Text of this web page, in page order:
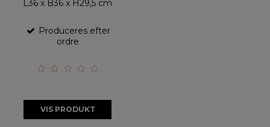
L36 x B36 x H29,5 cm
Produceres efter
ordre
VIS PRODUKT